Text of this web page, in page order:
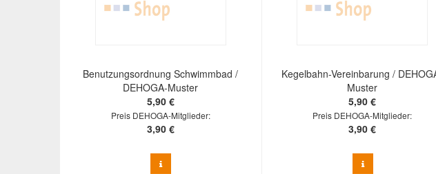
Benutzungsordnung Schwimmbad /
DEHOGA-Muster
5,90 €
Preis DEHOGA-Mitglieder:
3,90 €
Kegelbahn-Vereinbarung /
Muster
5,90 €
Preis DEHOGA-Mitglieder:
3,90 €